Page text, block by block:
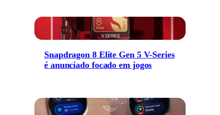
Snapdragon 8 Elite Gen 5 V-Series
é anunciado focado em jogos